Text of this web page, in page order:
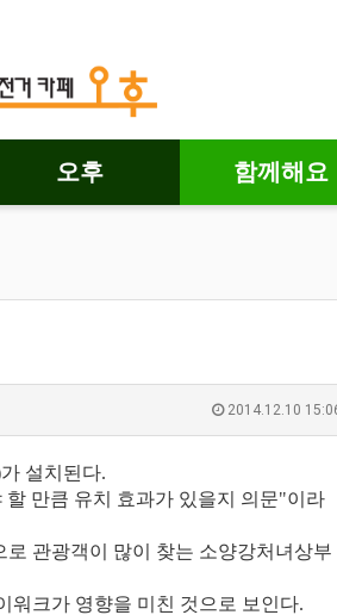
오후 함께해요
2014.12.10
설치된다.
만큼 유치 효과가 있을지 의문"이라
관광객이 많이 찾는 소양강처녀상부
워크가 영향을 미친 것으로 보인다.